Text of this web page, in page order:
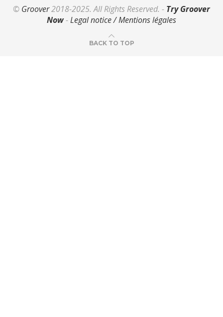
© Groover2018-2025. All Rights Reserved. - Try Groover
Now-Legal notice / Mentions légales
BACK TO TOP